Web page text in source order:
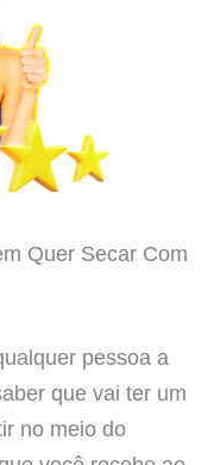
Quer Secar Com
pessoa a
que vai ter um
no meio do